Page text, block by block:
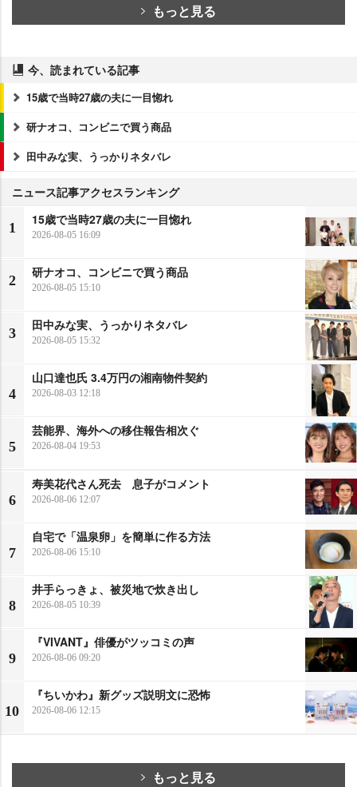
もっと見る
今、読まれている記事
15歳で当時27歳の夫に一目惚れ
研ナオコ、コンビニで買う商品
田中みな実、うっかりネタバレ
ニュース記事アクセスランキング
1
15歳で当時27歳の夫に一目惚れ
2026-08-05 16:09
2
研ナオコ、コンビニで買う商品
2026-08-05 15:10
3
田中みな実、うっかりネタバレ
2026-08-05 15:32
4
山口達也氏 3.4万円の湘南物件契約
2026-08-03 12:18
5
芸能界、海外への移住報告相次ぐ
2026-08-04 19:53
6
寿美花代さん死去 息子がコメント
2026-08-06 12:07
7
自宅で「温泉卵」を簡単に作る方法
2026-08-06 15:10
8
井手らっきょ、被災地で炊き出し
2026-08-05 10:39
9
『VIVANT』俳優がツッコミの声
2026-08-06 09:20
10
『ちいかわ』新グッズ説明文に恐怖
2026-08-06 12:15
もっと見る